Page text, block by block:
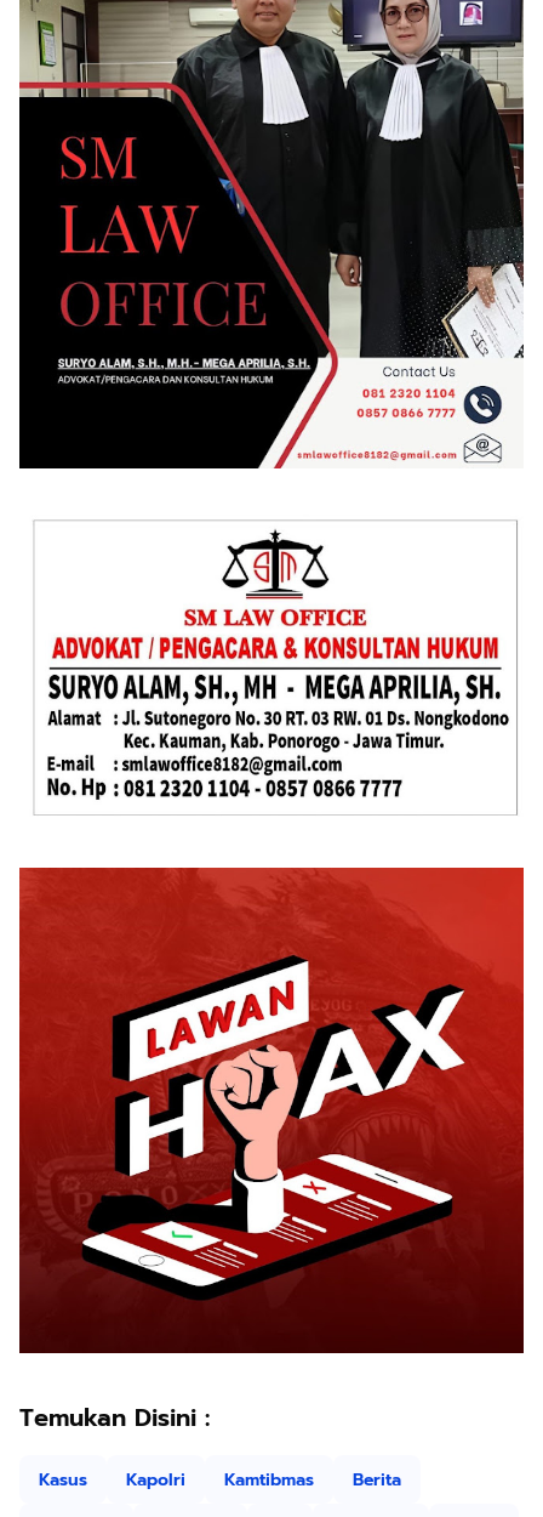
Temukan Disini :
Kasus Kapolri Kamtibmas
Berita